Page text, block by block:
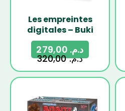
Les empreintes
digitales – Buki
د.م.320,00
د.م.
-18%